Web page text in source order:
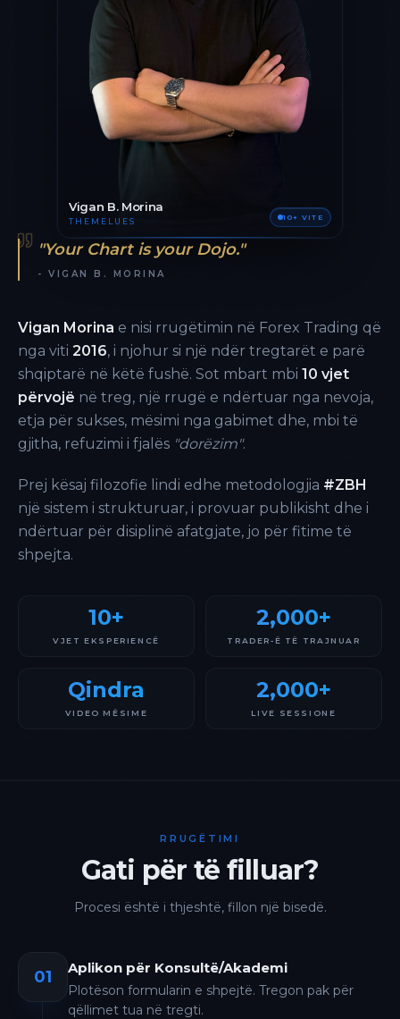
Vigan B. Morina
THEMELUES 10+ VITE
"Your Chart is your Dojo."
- VIGAN B. MORINA
Vigan Morina e nisi rrugëtimin në Forex Trading që
nga viti 2016, i njohur si një ndër tregtarët e parë
shqiptarë në këtë fushë. Sot mbart mbi 10 vjet
përvojë në treg, një rrugë e ndërtuar nga nevoja,
etja për sukses, mësimi nga gabimet dhe, mbi të
gjitha, refuzimi i fjalës "dorëzim".
Prej kësaj filozofie lindi edhe metodologjia #ZBH
një sistem i strukturuar, i provuar publikisht dhe i
ndërtuar për disiplinë afatgjate, jo për fitime të
shpejta.
10+
VJET EKSPERIENCË
2,000+
TRADER-Ë TË TRAJNUAR
Qindra
VIDEO MËSIME
2,000+
LIVE SESSIONE
RRUGËTIMI
Gati për të filluar?
Procesi është i thjeshtë, fillon një bisedë.
01 Aplikon për Konsultë/Akademi
Plotëson formularin e shpejtë. Tregon pak për
qëllimet tua në tregti.